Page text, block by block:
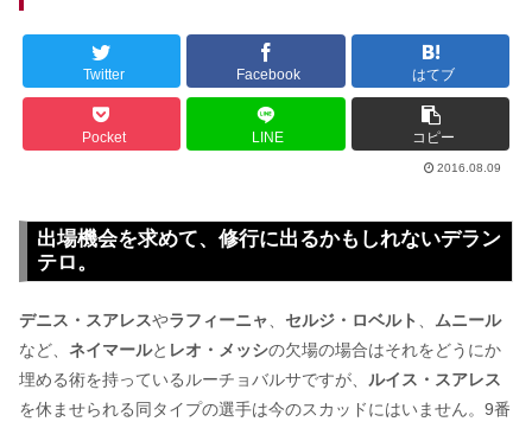
Twitter Facebook はてブ
Pocket LINE コピー
2016.08.09
出場機会を求めて、修行に出るかもしれないデラン
テロ。
デニス・スアレスやラフィーニャ、 セルジ・ロベルト 、 ムニール
など、 ネイマールと レオ・メッシの欠場の場合はそれをどうにか
埋める術を持っているルーチョバルサですが、 ルイス・スアレス
を休ませられる同タイプの選手は今のスカッドにはいません。9番